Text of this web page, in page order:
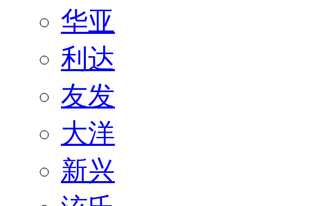
华亚
利达
友发
大洋
新兴